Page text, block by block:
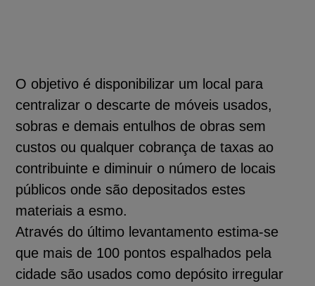
O objetivo é disponibilizar um local para
centralizar o descarte de móveis usados,
sobras e demais entulhos de obras sem
custos ou qualquer cobrança de taxas ao
contribuinte e diminuir o número de locais
públicos onde são depositados estes
materiais a esmo.
Através do último levantamento estima-se
que mais de 100 pontos espalhados pela
cidade são usados como depósito irregular